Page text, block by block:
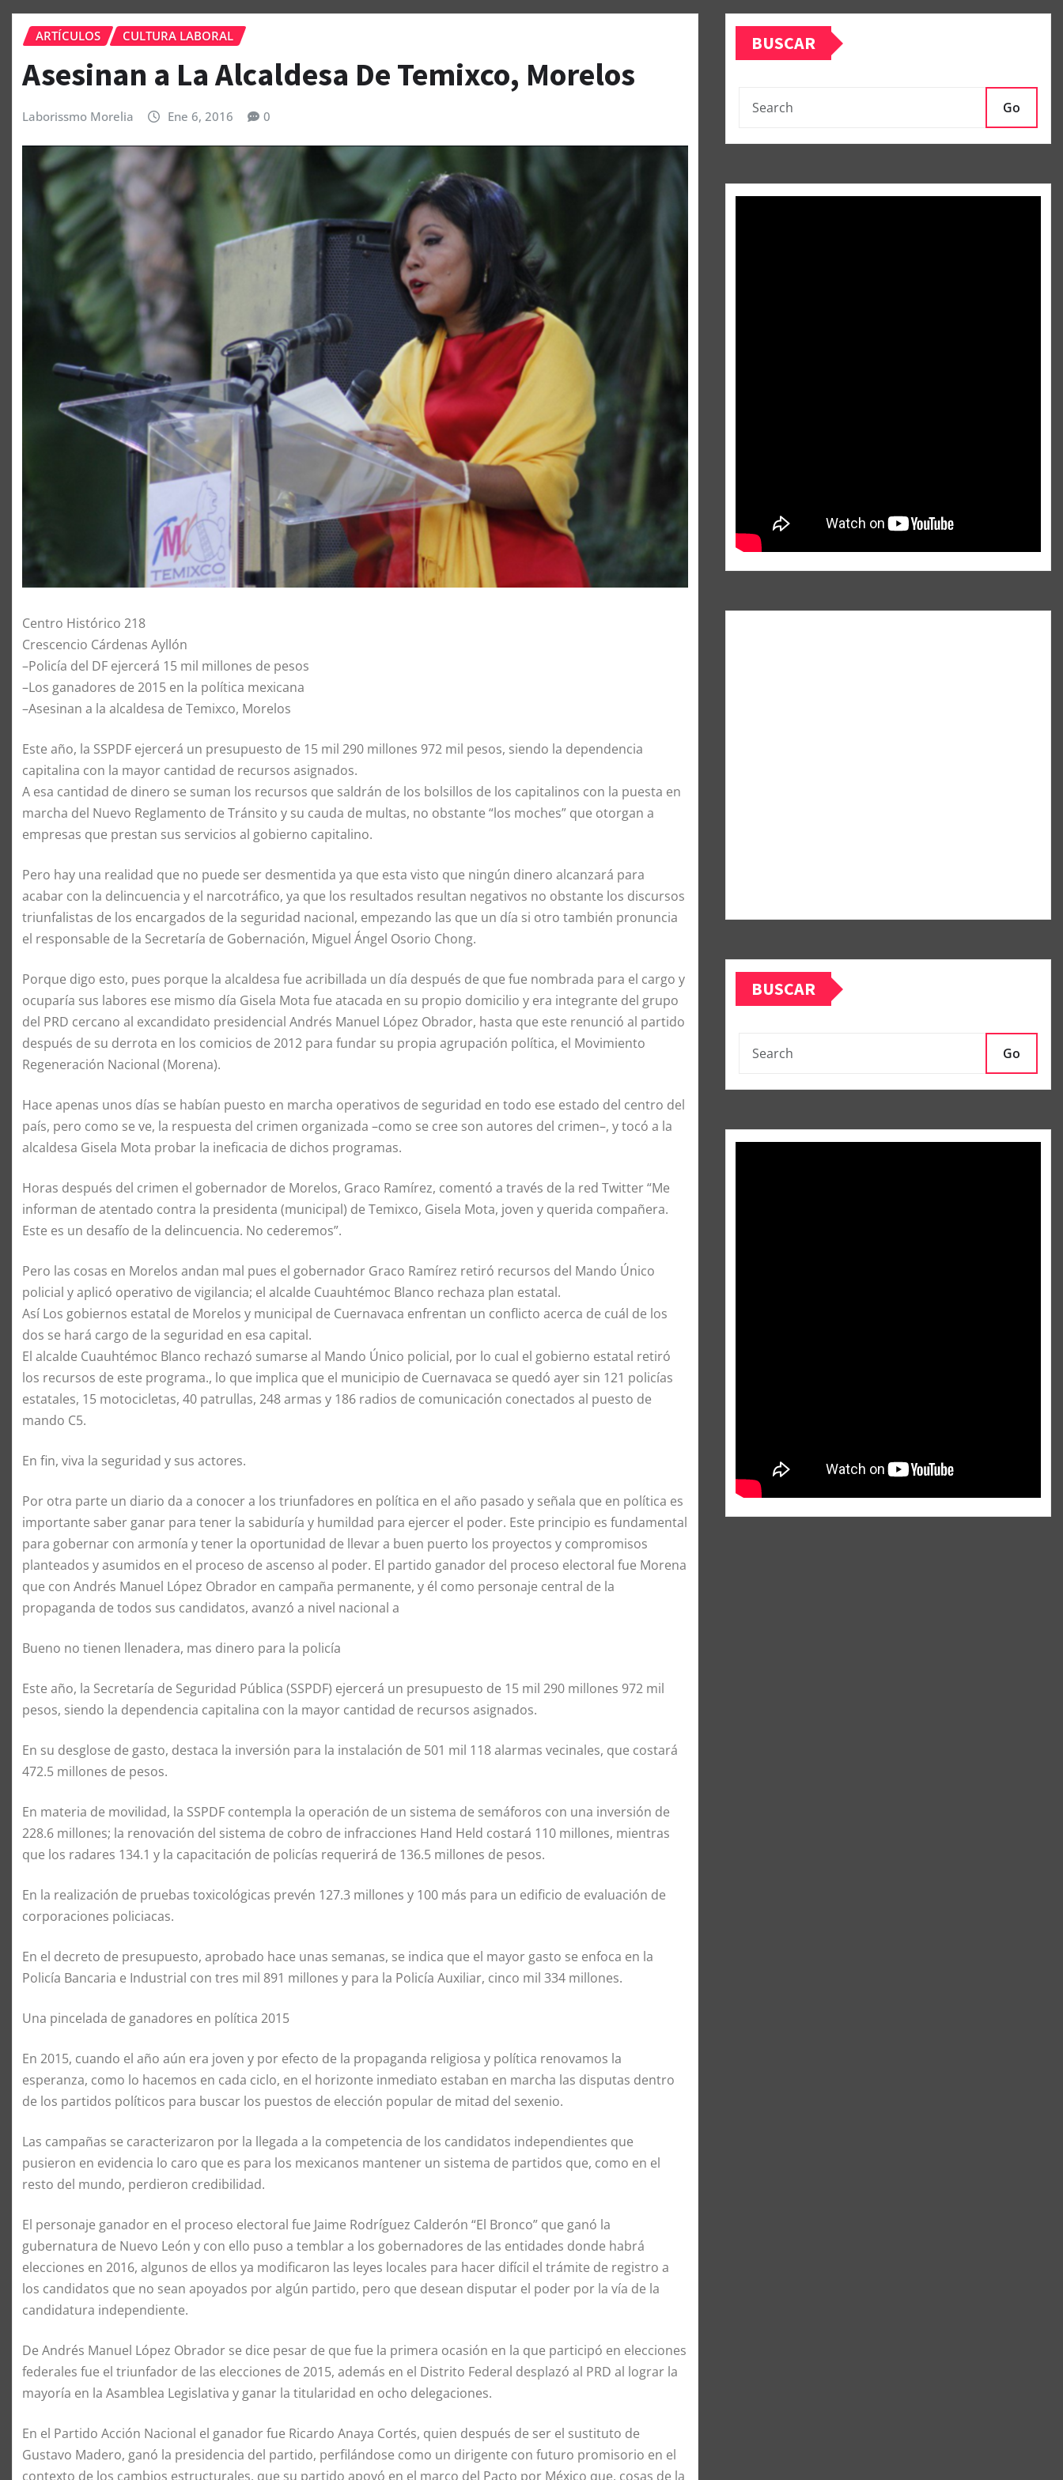
ARTÍCULOS CULTURA LABORAL
Asesinan a La Alcaldesa De Temixco, Morelos
Laborissmo Morelia Ene 6, 2016 0
Centro Histórico 218
Crescencio Cárdenas Ayllón
–Policía del DF ejercerá 15 mil millones de pesos
–Los ganadores de 2015 en la política mexicana
–Asesinan a la alcaldesa de Temixco, Morelos
Este año, la SSPDF ejercerá un presupuesto de 15 mil 290 millones 972 mil pesos, siendo la dependencia
capitalina con la mayor cantidad de recursos asignados.
A esa cantidad de dinero se suman los recursos que saldrán de los bolsillos de los capitalinos con la puesta en
marcha del Nuevo Reglamento de Tránsito y su cauda de multas, no obstante “los moches” que otorgan a
empresas que prestan sus servicios al gobierno capitalino.
Pero hay una realidad que no puede ser desmentida ya que esta visto que ningún dinero alcanzará para
acabar con la delincuencia y el narcotráfico, ya que los resultados resultan negativos no obstante los discursos
triunfalistas de los encargados de la seguridad nacional, empezando las que un día si otro también pronuncia
el responsable de la Secretaría de Gobernación, Miguel Ángel Osorio Chong.
Porque digo esto, pues porque la alcaldesa fue acribillada un día después de que fue nombrada para el cargo y
ocuparía sus labores ese mismo día Gisela Mota fue atacada en su propio domicilio y era integrante del grupo
del PRD cercano al excandidato presidencial Andrés Manuel López Obrador, hasta que este renunció al partido
después de su derrota en los comicios de 2012 para fundar su propia agrupación política, el Movimiento
Regeneración Nacional (Morena).
Hace apenas unos días se habían puesto en marcha operativos de seguridad en todo ese estado del centro del
país, pero como se ve, la respuesta del crimen organizada –como se cree son autores del crimen–, y tocó a la
alcaldesa Gisela Mota probar la ineficacia de dichos programas.
Horas después del crimen el gobernador de Morelos, Graco Ramírez, comentó a través de la red Twitter “Me
informan de atentado contra la presidenta (municipal) de Temixco, Gisela Mota, joven y querida compañera.
Este es un desafío de la delincuencia. No cederemos”.
Pero las cosas en Morelos andan mal pues el gobernador Graco Ramírez retiró recursos del Mando Único
policial y aplicó operativo de vigilancia; el alcalde Cuauhtémoc Blanco rechaza plan estatal.
Así Los gobiernos estatal de Morelos y municipal de Cuernavaca enfrentan un conflicto acerca de cuál de los
dos se hará cargo de la seguridad en esa capital.
El alcalde Cuauhtémoc Blanco rechazó sumarse al Mando Único policial, por lo cual el gobierno estatal retiró
los recursos de este programa., lo que implica que el municipio de Cuernavaca se quedó ayer sin 121 policías
estatales, 15 motocicletas, 40 patrullas, 248 armas y 186 radios de comunicación conectados al puesto de
mando C5.
En fin, viva la seguridad y sus actores.
Por otra parte un diario da a conocer a los triunfadores en política en el año pasado y señala que en política es
importante saber ganar para tener la sabiduría y humildad para ejercer el poder. Este principio es fundamental
para gobernar con armonía y tener la oportunidad de llevar a buen puerto los proyectos y compromisos
planteados y asumidos en el proceso de ascenso al poder. El partido ganador del proceso electoral fue Morena
que con Andrés Manuel López Obrador en campaña permanente, y él como personaje central de la
propaganda de todos sus candidatos, avanzó a nivel nacional a
Bueno no tienen llenadera, mas dinero para la policía
Este año, la Secretaría de Seguridad Pública (SSPDF) ejercerá un presupuesto de 15 mil 290 millones 972 mil
pesos, siendo la dependencia capitalina con la mayor cantidad de recursos asignados.
En su desglose de gasto, destaca la inversión para la instalación de 501 mil 118 alarmas vecinales, que costará
472.5 millones de pesos.
En materia de movilidad, la SSPDF contempla la operación de un sistema de semáforos con una inversión de
228.6 millones; la renovación del sistema de cobro de infracciones Hand Held costará 110 millones, mientras
que los radares 134.1 y la capacitación de policías requerirá de 136.5 millones de pesos.
En la realización de pruebas toxicológicas prevén 127.3 millones y 100 más para un edificio de evaluación de
corporaciones policiacas.
En el decreto de presupuesto, aprobado hace unas semanas, se indica que el mayor gasto se enfoca en la
Policía Bancaria e Industrial con tres mil 891 millones y para la Policía Auxiliar, cinco mil 334 millones.
Una pincelada de ganadores en política 2015
En 2015, cuando el año aún era joven y por efecto de la propaganda religiosa y política renovamos la
esperanza, como lo hacemos en cada ciclo, en el horizonte inmediato estaban en marcha las disputas dentro
de los partidos políticos para buscar los puestos de elección popular de mitad del sexenio.
Las campañas se caracterizaron por la llegada a la competencia de los candidatos independientes que
pusieron en evidencia lo caro que es para los mexicanos mantener un sistema de partidos que, como en el
resto del mundo, perdieron credibilidad.
El personaje ganador en el proceso electoral fue Jaime Rodríguez Calderón “El Bronco” que ganó la
gubernatura de Nuevo León y con ello puso a temblar a los gobernadores de las entidades donde habrá
elecciones en 2016, algunos de ellos ya modificaron las leyes locales para hacer difícil el trámite de registro a
los candidatos que no sean apoyados por algún partido, pero que desean disputar el poder por la vía de la
candidatura independiente.
De Andrés Manuel López Obrador se dice pesar de que fue la primera ocasión en la que participó en elecciones
federales fue el triunfador de las elecciones de 2015, además en el Distrito Federal desplazó al PRD al lograr la
mayoría en la Asamblea Legislativa y ganar la titularidad en ocho delegaciones.
En el Partido Acción Nacional el ganador fue Ricardo Anaya Cortés, quien después de ser el sustituto de
Gustavo Madero, ganó la presidencia del partido, perfilándose como un dirigente con futuro promisorio en el
contexto de los cambios estructurales, que su partido apoyó en el marco del Pacto por México que, cosas de la
BUSCAR
Go
BUSCAR
Go